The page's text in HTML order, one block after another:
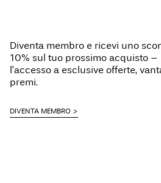
Diventa membro e ricevi uno
10% sul tuo prossimo acquisto –
l’accesso a esclusive offerte,
premi.
DIVENTA MEMBRO